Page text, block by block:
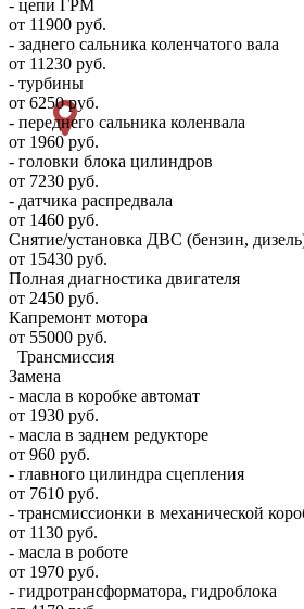
- цепи ГРМ
от 11900 руб.
- заднего сальника коленчатого вала
от 11230 руб.
- турбины
от 6250 руб.
- переднего сальника коленвала
от 1960 руб.
- головки блока цилиндров
от 7230 руб.
- датчика распредвала
от 1460 руб.
Снятие/установка ДВС (бензин,
от 15430 руб.
Полная диагностика двигателя
от 2450 руб.
Капремонт мотора
от 55000 руб.
Трансмиссия
Замена
- масла в коробке автомат
от 1930 руб.
- масла в заднем редукторе
от 960 руб.
- главного цилиндра сцепления
от 7610 руб.
- трансмиссионки в механической
от 1130 руб.
- масла в роботе
от 1970 руб.
- гидротрансформатора, гидроблока